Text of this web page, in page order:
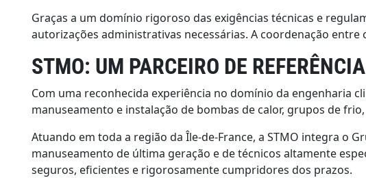
Graças a um domínio rigoroso das exigências técnicas e
autorizações administrativas necessárias. A coordenação
STMO: UM PARCEIRO DE
Com uma reconhecida experiência no domínio da engenharia
manuseamento e instalação de bombas de calor, grupos de
Atuando em toda a região da Île-de-France, a STMO integra o
manuseamento de última geração e de técnicos altamente
seguros, eficientes e rigorosamente cumpridores dos prazos.